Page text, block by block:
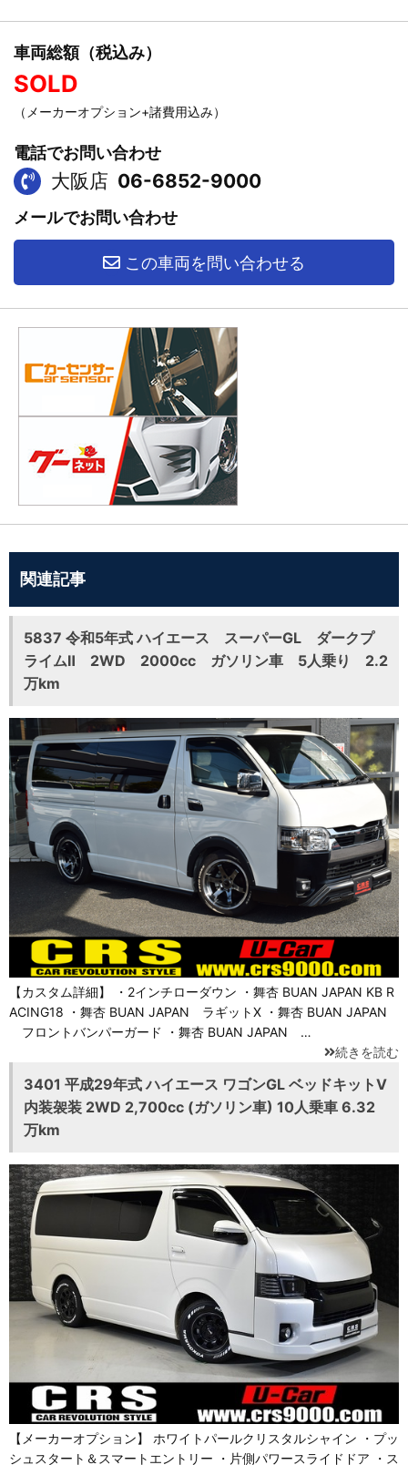
車両総額（税込み）
SOLD
（メーカーオプション+諸費用込み）
電話でお問い合わせ
大阪店 06-6852-9000
メールでお問い合わせ
この車両を問い合わせる
関連記事
5837 令和5年式 ハイエース スーパーGL ダークプ
ライムⅡ 2WD 2000cc ガソリン車 5人乗り 2.2
万km
【カスタム詳細】 ・2インチローダウン ・舞杏 BUAN JAPAN KB R
ACING18 ・舞杏 BUAN JAPAN ラギットX ・舞杏 BUAN JAPAN
フロントバンパーガード ・舞杏 BUAN JAPAN …
続きを読む
3401 平成29年式 ハイエース ワゴンGL ベッドキットⅤ
内装袈装 2WD 2,700cc (ガソリン車) 10人乗車 6.32
万km
【メーカーオプション】 ホワイトパールクリスタルシャイン ・プッ
シュスタート＆スマートエントリー ・片側パワースライドドア ・ス